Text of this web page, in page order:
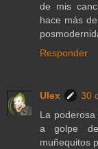
de mis
hace más
Responder
Ulex
30
La
a golpe
muñequitos